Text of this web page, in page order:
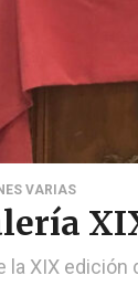
VARIAS
la XIX